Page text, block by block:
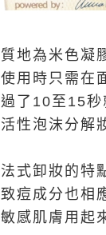
質地為米色凝
使用時只需在
過了10至15秒
活性泡沫分解
法式卸妝的特
致痘成分也相
敏感肌膚用起